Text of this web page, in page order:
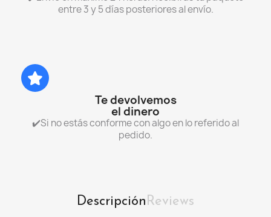
entre 3 y 5 días posteriores al envío.
Te devolvemos
el dinero
✔️Si no estás conforme con algo en lo referido al
pedido.
DescripciónReviews